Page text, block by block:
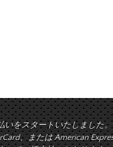
いをスタートいたしました。
、または American